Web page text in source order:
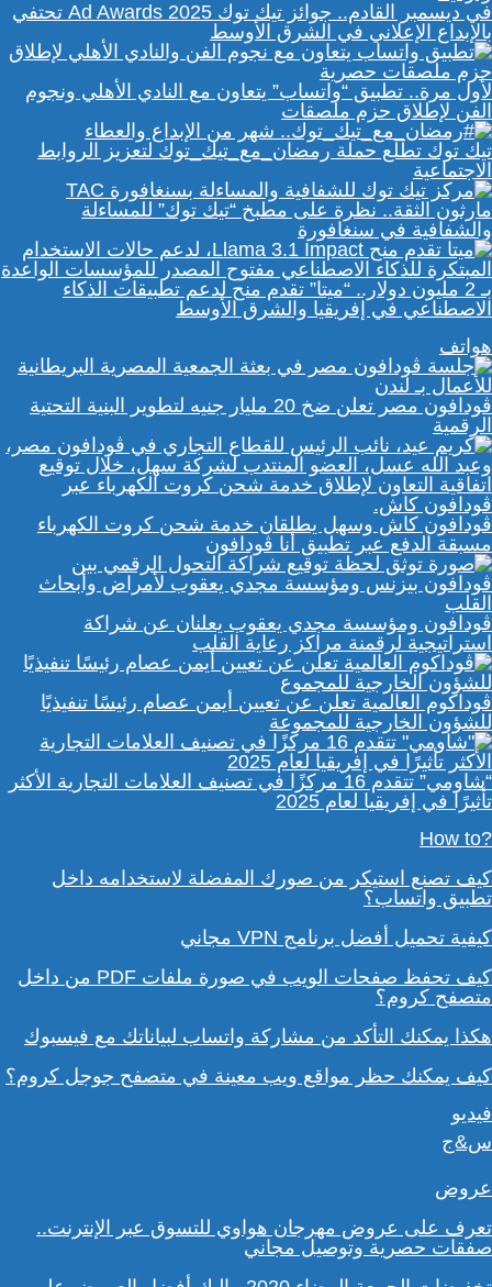
في ديسمبر القادم.. جوائز تيك توك Ad Awards 2025 تحتفي
بالإبداع الإعلاني في الشرق الأوسط
لأول مرة.. تطبيق “واتساب” يتعاون مع النادي الأهلي ونجوم
الفن لإطلاق حزم ملصقات
تيك توك تطلع حملة رمضان_مع_تيك_توك لتعزيز الروابط
الاجتماعية
مارثون الثقة.. نظرة على مطبخ “تيك توك” للمساءلة
والشفافية في سنغافورة
بـ 2 مليون دولار.. “ميتا” تقدم منح لدعم تطبيقات الذكاء
الاصطناعي في إفريقيا والشرق الأوسط
هواتف
ڤودافون مصر تعلن ضخ 20 مليار جنيه لتطوير البنية التحتية
الرقمية
ڤودافون كاش وسهل يطلقان خدمة شحن كروت الكهرباء
مسبقة الدفع عبر تطبيق أنا ڤودافون
ڤودافون ومؤسسة مجدي يعقوب يعلنان عن شراكة
استراتيجية لرقمنة مراكز رعاية القلب
ڤوداكوم العالمية تعلن عن تعيين أيمن عصام رئيسًا تنفيذيًا
للشؤون الخارجية للمجموعة
“شاومي” تتقدم 16 مركزًا في تصنيف العلامات التجارية الأكثر
تأثيرًا في إفريقيا لعام 2025
?How to
كيف تصنع استيكر من صورك المفضلة لاستخدامه داخل
تطبيق واتساب؟
كيفية تحميل أفضل برنامج VPN مجاني
كيف تحفظ صفحات الويب في صورة ملفات PDF من داخل
متصفح كروم؟
هكذا يمكنك التأكد من مشاركة واتساب لبياناتك مع فيسبوك
كيف يمكنك حظر مواقع ويب معينة في متصفح جوجل كروم؟
فيديو
س&ج
عروض
تعرف على عروض مهرجان هواوي للتسوق عبر الإنترنت..
صفقات حصرية وتوصيل مجاني